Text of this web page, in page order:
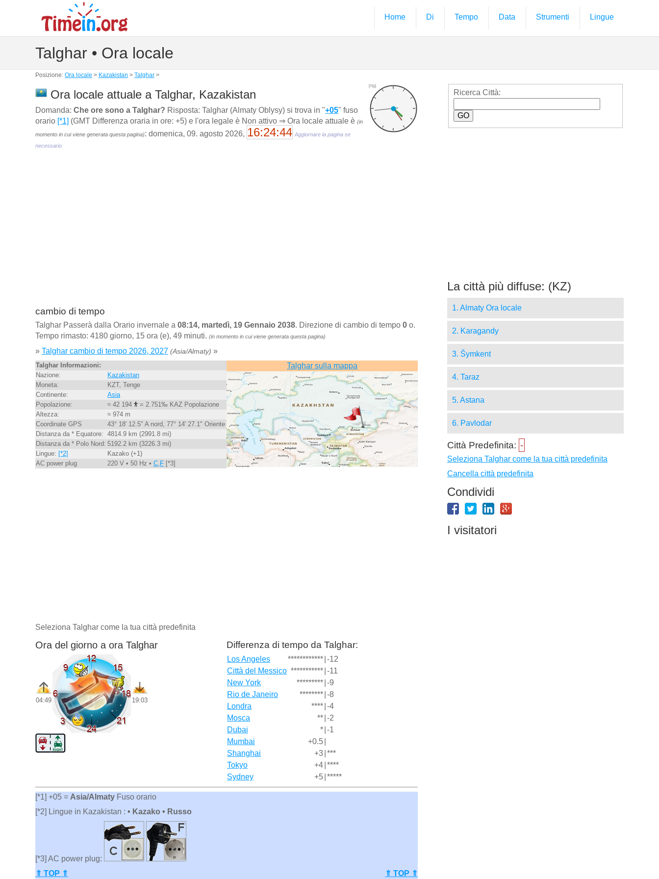
Home Di Tempo Data Strumenti Lingue
Talghar • Ora locale
Posizione: Ora locale > Kazakistan > Talghar >
PM
Ora locale attuale a Talghar, Kazakistan
Domanda: Che ore sono a Talghar? Risposta: Talghar (Almaty Oblysy) si trova in "+05" fuso
orario [*1] (GMT Differenza oraria in ore: +5) e l'ora legale è Non attivo ⇒ Ora locale attuale è (in
momento in cui viene generata questa pagina): domenica, 09. agosto 2026, 16:24:45 Aggiornare la pagina se
necessario
cambio di tempo
Talghar Passerà dalla Orario invernale a 08:14, martedì, 19 Gennaio 2038. Direzione di cambio di tempo 0 o.
Tempo rimasto: 4180 giorno, 15 ora (e), 49 minuti. (in momento in cui viene generata questa pagina)
» Talghar cambio di tempo 2026, 2027 (Asia/Almaty) »
Talghar Informazioni:
Nazione:
Kazakistan
Moneta:
KZT, Tenge
Continente:
Asia
Popolazione:
≈ 42 194
= 2.751‰ KAZ Popolazione
Altezza:
≈ 974 m
Coordinate GPS
43° 18' 12.5" A nord, 77° 14' 27.1" Oriente
Distanza da * Equatore: 4814.9 km (2991.8 mi)
Distanza da * Polo Nord: 5192.2 km (3226.3 mi)
Lingue: [*2]
Kazako (+1)
AC power plug
220 V • 50 Hz • C,F [*3]
Talghar sulla mappa
Seleziona Talghar come la tua città predefinita
Ora del giorno a ora Talghar
04:49 19:03
Differenza di tempo da Talghar:
Los Angeles ************ -12
Città del Messico *********** -11
New York
********* -9
Rio de Janeiro
******** -8
Londra
**** -4
Mosca
** -2
Dubai
* -1
Mumbai
+0.5
Shanghai
+3 ***
Tokyo
+4 ****
Sydney
+5 *****
[*1] +05 = Asia/Almaty Fuso orario
[*2] Lingue in Kazakistan : • Kazako • Russo
[*3] AC power plug:
⇑ TOP ⇑
⇑ TOP ⇑
Ricerca Città:
La città più diffuse: (KZ)
1. Almaty Ora locale
2. Karagandy
3. Šymkent
4. Taraz
5. Astana
6. Pavlodar
Città Predefinita: -
Seleziona Talghar come la tua città predefinita
Cancella città predefinita
Condividi
I visitatori